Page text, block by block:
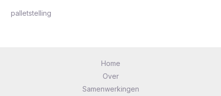
palletstelling
Home
Over
Samenwerkingen